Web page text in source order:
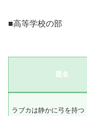
■高等学校の部
題名
ラブカは静かに弓を持つ